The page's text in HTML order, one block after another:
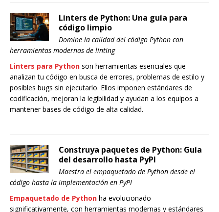
Linters de Python: Una guía para
código limpio
Domine la calidad del código Python con
herramientas modernas de linting
Linters para Python son herramientas esenciales que
analizan tu código en busca de errores, problemas de estilo y
posibles bugs sin ejecutarlo. Ellos imponen estándares de
codificación, mejoran la legibilidad y ayudan a los equipos a
mantener bases de código de alta calidad.
Construya paquetes de Python: Guía
del desarrollo hasta PyPI
Maestra el empaquetado de Python desde el
código hasta la implementación en PyPI
Empaquetado de Python ha evolucionado
significativamente, con herramientas modernas y estándares